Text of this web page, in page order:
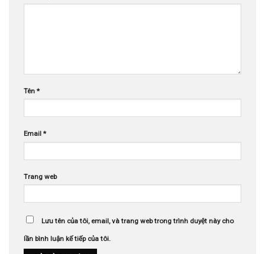
Tên *
Email *
Trang web
Lưu tên của tôi, email, và trang web trong trình duyệt này cho
lần bình luận kế tiếp của tôi.